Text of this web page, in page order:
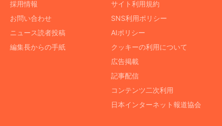
採用情報
お問い合わせ
ニュース読者投稿
編集長からの手紙
サイト利用規約
SNS利用ポリシー
AIポリシー
クッキーの利用について
広告掲載
記事配信
コンテンツ二次利用
日本インターネット報道協会